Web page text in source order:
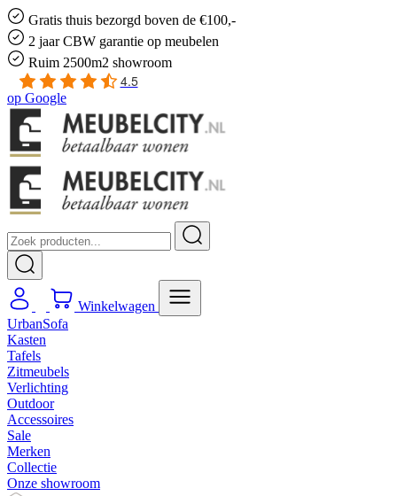
Gratis thuis bezorgd boven de €100,-
2 jaar CBW garantie op meubelen
Ruim 2500m2 showroom
4.5
op Google
Winkelwagen
UrbanSofa
Kasten
Tafels
Zitmeubels
Verlichting
Outdoor
Accessoires
Sale
Merken
Collectie
Onze showroom